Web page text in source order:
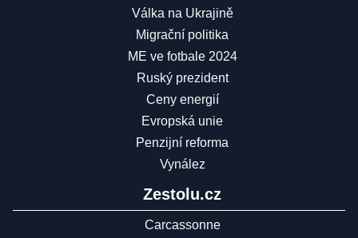
Válka na Ukrajině
Migrační politika
ME ve fotbale 2024
Ruský prezident
Ceny energií
Evropská unie
Penzijní reforma
Vynález
Zestolu.cz
Carcassonne